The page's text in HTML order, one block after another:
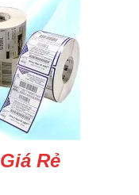
Rẻ